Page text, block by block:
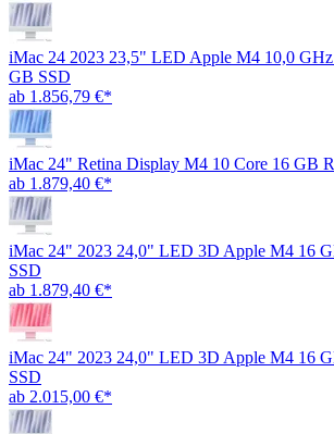
iMac 24 2023 23,5" LED Apple M4 10,0
GB SSD
ab 1.856,79 €*
iMac 24" Retina Display M4 10 Core 16 GB
ab 1.879,40 €*
iMac 24" 2023 24,0" LED 3D Apple M4 16
SSD
ab 1.879,40 €*
iMac 24" 2023 24,0" LED 3D Apple M4 16
SSD
ab 2.015,00 €*